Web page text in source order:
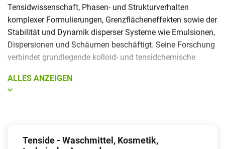
Tensidwissenschaft, Phasen- und Strukturverhalten
komplexer Formulierungen, Grenzflächeneffekten sowie der
Stabilität und Dynamik disperser Systeme wie Emulsionen,
Dispersionen und Schäumen beschäftigt. Seine Forschung
verbindet grundlegende kolloid- und tensidchemische
Herausforderungen im Bereich der Wasch-, Reinigungs- und
Körperpflegeprodukte.
Produktformen. Frühere wissenschaftliche Stationen
ALLES ANZEIGEN
Tenside - Waschmittel, Kosmetik,